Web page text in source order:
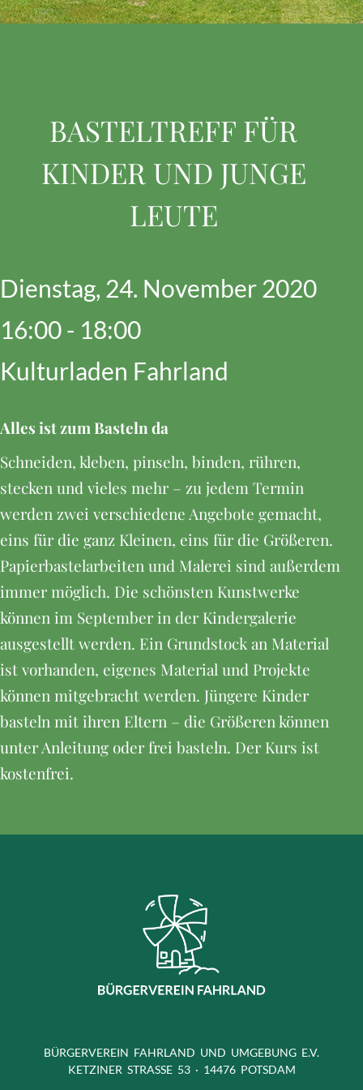
BASTELTREFF FÜR
KINDER UND JUNGE
LEUTE
Dienstag, 24. November 2020
16:00 - 18:00
Kulturladen Fahrland
Alles ist zum Basteln da
Schneiden, kleben, pinseln, binden, rühren,
stecken und vieles mehr – zu jedem Termin
werden zwei verschiedene Angebote gemacht,
eins für die ganz Kleinen, eins für die Größeren.
Papierbastelarbeiten und Malerei sind außerdem
immer möglich. Die schönsten Kunstwerke
können im September in der Kindergalerie
ausgestellt werden. Ein Grundstock an Material
ist vorhanden, eigenes Material und Projekte
können mitgebracht werden. Jüngere Kinder
basteln mit ihren Eltern – die Größeren können
unter Anleitung oder frei basteln. Der Kurs ist
kostenfrei.
BÜRGERVEREIN FAHRLAND UND UMGEBUNG E.V.
KETZINER STRASSE 53 · 14476 POTSDAM